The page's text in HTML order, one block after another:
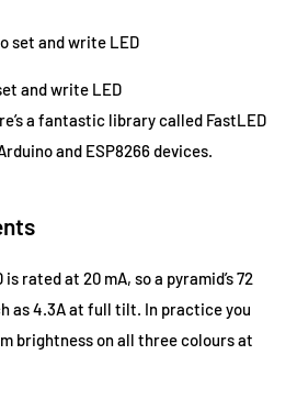
and write LED
a fantastic library called FastLED
and ESP8266 devices.
rated at 20 mA, so a pyramid’s 72
as 4.3A at full tilt. In practice you
brightness on all three colours at